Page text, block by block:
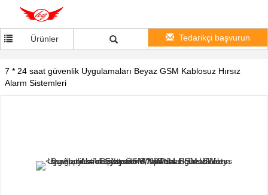
Ürünler Tedarikçi başvurun
7 * 24 saat güvenlik Uygulamaları Beyaz GSM Kablosuz Hırsız
Alarm Sistemleri